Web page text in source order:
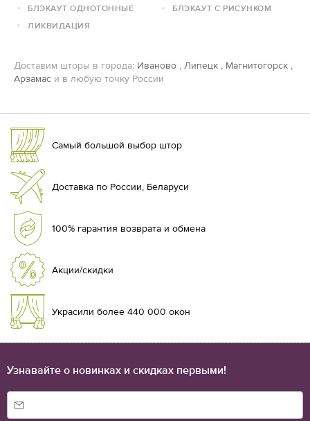
БЛЭКАУТ ОДНОТОННЫЕ
БЛЭКАУТ С РИСУНКОМ
ЛИКВИДАЦИЯ
Доставим шторы в города: Иваново , Липецк , Магнитогорск ,
Арзамас и в любую точку России
Самый большой выбор штор
Доставка по России, Беларуси
100% гарантия возврата и обмена
Акции/скидки
Украсили более 440 000 окон
Узнавайте о новинках и скидках первыми!